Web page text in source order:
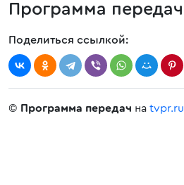
Программа передач
Поделиться ссылкой:
© Программа передач на tvpr.ru